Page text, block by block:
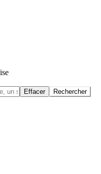
Effacer Rechercher